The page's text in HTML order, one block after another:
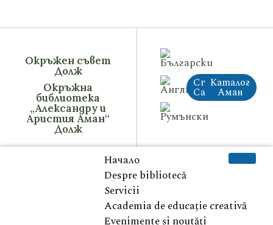
Окръжен съвет
Долж
Окръжна
библиотека
„Александру и
Аристия Аман“
Долж
Стар
Сайт
Каталог
Аман
Начало
Despre bibliotecă
Servicii
Academia de educație creativă
Evenimente și noutăți